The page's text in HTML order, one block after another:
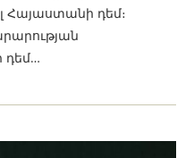
Հայաստանի դեմ։